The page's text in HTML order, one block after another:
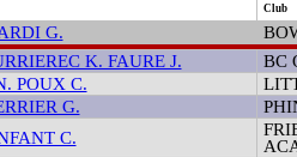
Club
G.
K. FAURE J.
BC
POUX C.
G.
C.